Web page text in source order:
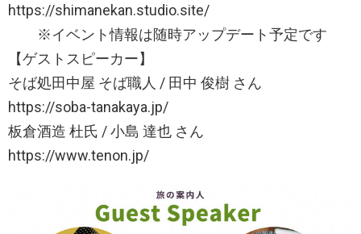
https://shimanekan.studio.site/
※イベント情報は随時アップデート予定です
【ゲストスピーカー】
そば処田中屋 そば職人 / 田中 俊樹 さん
https://soba-tanakaya.jp/
板倉酒造 杜氏 / 小島 達也 さん
https://www.tenon.jp/